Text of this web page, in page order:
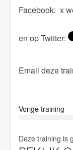
e
d
m
y
Facebook: x
en op Twitter:
Email deze
Vorige training
Deze training is